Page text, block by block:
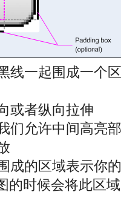
线一起围成一个
或者纵向拉伸
们允许中间高亮
成的区域表示你
的时候会将此区